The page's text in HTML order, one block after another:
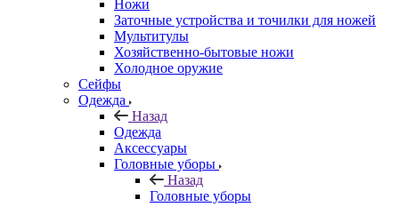
Ножи
Заточные устройства и точилки для ножей
Мультитулы
Хозяйственно-бытовые ножи
Холодное оружие
Сейфы
Одежда
Назад
Одежда
Аксессуары
Головные уборы
Назад
Головные уборы